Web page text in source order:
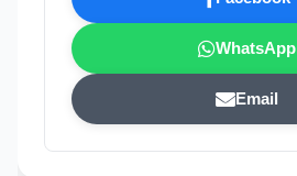
WhatsApp
Email